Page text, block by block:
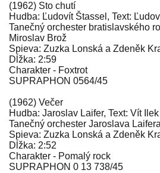
(1962) Sto chutí
Hudba: Ľudovít Štassel, Text:
Tanečný orchester bratislavského
Miroslav Brož
Spieva: Zuzka Lonská a Zdeněk
Dĺžka: 2:59
Charakter - Foxtrot
SUPRAPHON 0564/45
(1962) Večer
Hudba: Jaroslav Laifer, Text: Vít Ilek
Tanečný orchester Jaroslava
Spieva: Zuzka Lonská a Zdeněk
Dĺžka: 2:52
Charakter - Pomalý rock
SUPRAPHON 0 13 738/45